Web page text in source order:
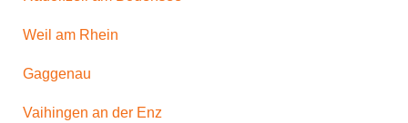
Weil am Rhein
Gaggenau
Vaihingen an der Enz